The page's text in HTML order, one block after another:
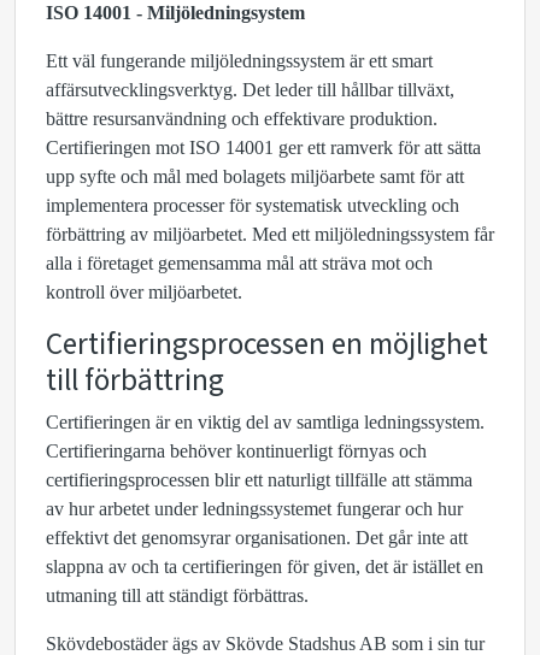
ISO 14001 - Miljöledningsystem
Ett väl fungerande miljöledningssystem är ett smart
affärsutvecklingsverktyg. Det leder till hållbar tillväxt,
bättre resursanvändning och effektivare produktion.
Certifieringen mot ISO 14001 ger ett ramverk för att sätta
upp syfte och mål med bolagets miljöarbete samt för att
implementera processer för systematisk utveckling och
förbättring av miljöarbetet. Med ett miljöledningssystem får
alla i företaget gemensamma mål att sträva mot och
kontroll över miljöarbetet.
Certifieringsprocessen en möjlighet
till förbättring
Certifieringen är en viktig del av samtliga ledningssystem.
Certifieringarna behöver kontinuerligt förnyas och
certifieringsprocessen blir ett naturligt tillfälle att stämma
av hur arbetet under ledningssystemet fungerar och hur
effektivt det genomsyrar organisationen. Det går inte att
slappna av och ta certifieringen för given, det är istället en
utmaning till att ständigt förbättras.
Skövdebostäder ägs av Skövde Stadshus AB som i sin tur